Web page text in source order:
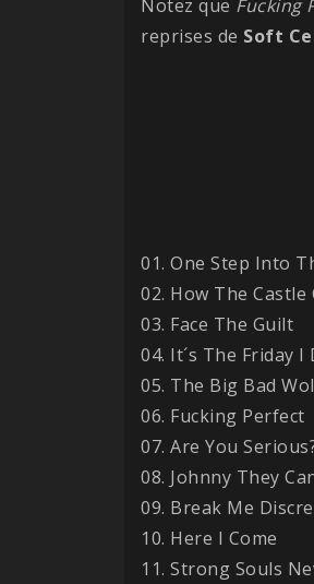
Notez que Fucking
reprises de Soft
01. One Step Into
02. How The Castle
03. Face The Guilt
04. It´s The Friday
05. The Big Bad
06. Fucking Perfect
07. Are You
08. Johnny They
09. Break Me
10. Here I Come
11. Strong Souls